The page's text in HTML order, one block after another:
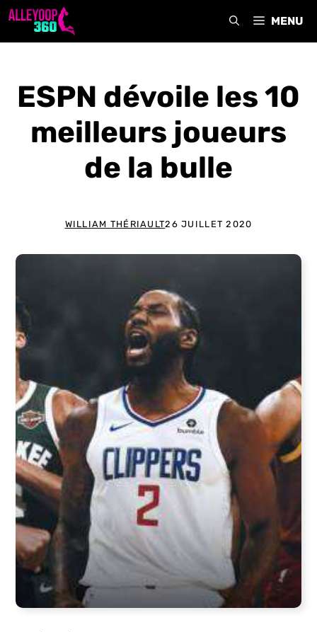
Aller
MENU
ESPN dévoile les 10
meilleurs joueurs
de la bulle
WILLIAM THÉRIAULT26 JUILLET 2020